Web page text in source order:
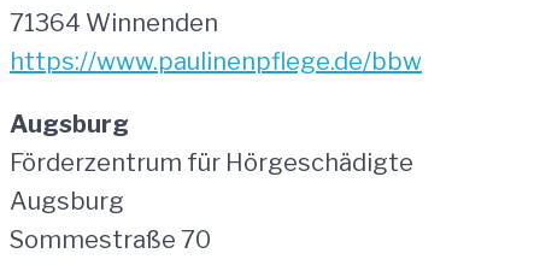
71364 Winnenden
https://www.paulinenpflege.de/bbw
Augsburg
Förderzentrum für Hörgeschädigte
Augsburg
Sommestraße 70